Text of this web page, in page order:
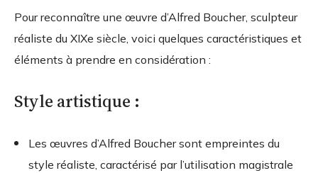
Pour reconnaître une œuvre d’Alfred Boucher, sculpteur
réaliste du XIXe siècle, voici quelques caractéristiques et
éléments à prendre en considération :
Style artistique :
Les œuvres d’Alfred Boucher sont empreintes du
style réaliste, caractérisé par l’utilisation magistrale